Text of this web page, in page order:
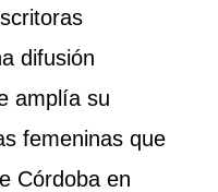
difusión
amplía su
femeninas que
Córdoba en